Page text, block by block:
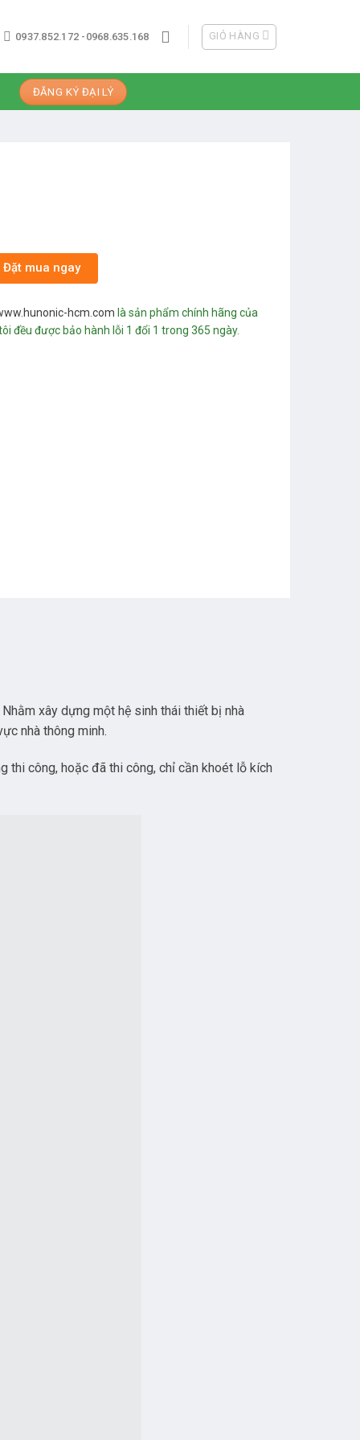
0937.852.172 -0968.635.168 GIỎ HÀNG
ĐĂNG KÝ ĐẠI LÝ
Đặt mua ngay
hcm.com là sản phẩm chính hãng của
đều được bảo hành lỗi 1 đổi 1 trong 365 ngày.
xây dựng một hệ sinh thái thiết bị nhà
nhà thông minh.
thi công, hoặc đã thi công, chỉ cần khoét lỗ kích